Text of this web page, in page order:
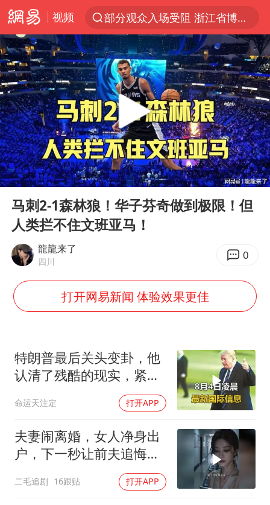
视频
部分观众入场受阻 浙江省博物馆致歉
以“新”破局 首发经济点亮城市消费活力
青海拉面告别“兰州拉面”
U17国足三战全胜
我国编制完成新版全月地质图
法国下周开始禁止未经同意的电话营销
台风白海豚或吞掉台风鲸鱼
巡查组提问 工作人员偷用手机查答案
看守所辅警收受10万获刑1年
宇树科技 打新
多地要求领导干部带头休假
吉林一“温度计大楼”读数爆表
房主任回应争议
村民谈“梅姨”：叫的其实是“媒姨”
东方甄选被判赔偿江小白30万元
中国养老床位“三连降”
奋进开新局 实干挑大梁
Play
00:00 04:45
马刺2-1森林狼！华子芬奇做到极限！但
人类拦不住文班亚马！
龍龍来了
四川 0
打开网易新闻 体验效果更佳
特朗普最后关头变卦，他
认清了残酷的现实，紧急
命运天注定 打开APP
夫妻闹离婚，女人净身出
户，下一秒让前夫追悔莫
二毛追剧 16跟贴 打开APP